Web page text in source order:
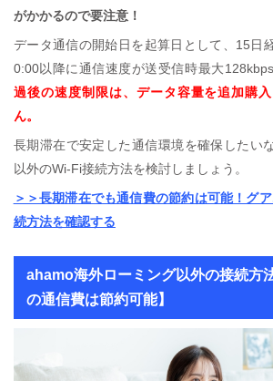
がかかるので要注意！
データ通信の開始日を起算日として、15日
0:00以降に通信速度が送受信時最大128kbps
過後の速度制限は、データ容量を追加購
ん。
長期滞在で安定した通信環境を確保したい
以外のWi-Fi接続方法を検討しましょう。
＞＞長期滞在でも通信費の節約は可能！グ
続方法を確認する
ahamo海外ローミング以外の接続方
の通信費は節約可能】